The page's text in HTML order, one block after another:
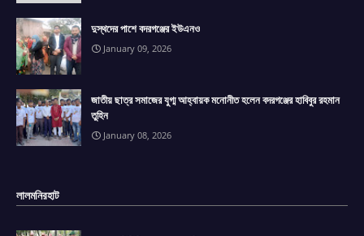
দুস্থদের পাশে বদরগঞ্জের ইউএনও
January 09, 2026
জাতীয় ছাত্র সমাজের যুগ্ম আহ্বায়ক মনোনীত হলেন বদরগঞ্জের হাবিবুর রহমান
তুহিন
January 08, 2026
লালমনিরহাট